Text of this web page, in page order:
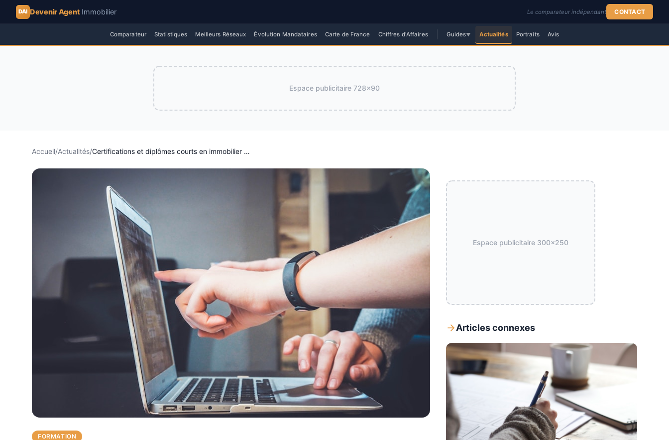
DAI Devenir Agent Immobilier Le comparateur indépendant CONTACT
Comparateur Statistiques Meilleurs Réseaux Évolution Mandataires Carte de France Chiffres d'Affaires Guides▼ Actualités Portraits Avis
Espace publicitaire 728x90
Accueil/Actualités/ Certifications et diplômes courts en immobilier (France, 2026)
FORMATION
Espace publicitaire 300x250
Articles connexes